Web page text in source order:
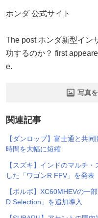
ホンダ 公式サイト
The post ホンダ新型イ
功するのか？ first
e.
写真
関連記事
【ダンロップ】富士通と共
時間を大幅に短縮
【スズキ】インドのマルチ
した「ワゴンR FFV」を発表
【ボルボ】XC60MHEVの一
D Selection」を追加導入